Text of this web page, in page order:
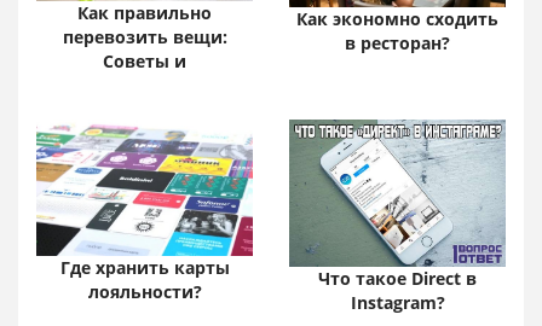
Как правильно
перевозить вещи:
Советы и
Как экономно сходить
в ресторан?
Где хранить карты
лояльности?
Что такое Direct в
Instagram?